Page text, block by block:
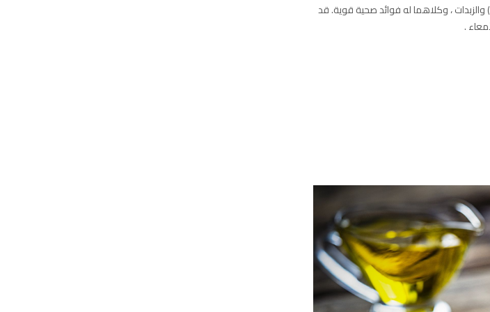
يحتوي على فيتامينات A و E و K2. كما أنه غني بالأحماض الدهنية وحمض اللينوليك المقترن (CLA) والزبدات ، وكلاهما له فوائد صحية قوية. قد